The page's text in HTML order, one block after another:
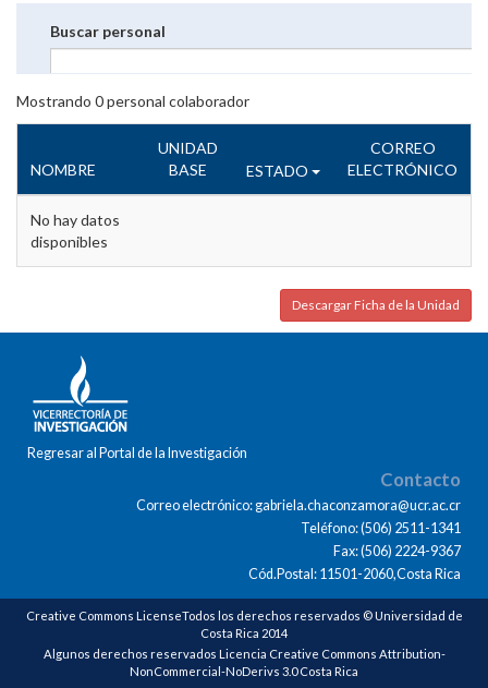
Buscar personal
Mostrando 0personal colaborador
NOMBRE
UNIDAD
BASE
ESTADO
CORREO
ELECTRÓNICO
No hay datos
disponibles
Descargar Ficha de la Unidad
Regresar al Portal de la Investigación
Contacto
Correo electrónico: gabriela.chaconzamora@ucr.ac.cr
Teléfono: (506) 2511-1341
Fax: (506) 2224-9367
Cód.Postal: 11501-2060,Costa Rica
Creative Commons LicenseTodos los derechos reservados © Universidad de
Costa Rica 2014
Algunos derechos reservados Licencia Creative Commons Attribution-
NonCommercial-NoDerivs 3.0 Costa Rica